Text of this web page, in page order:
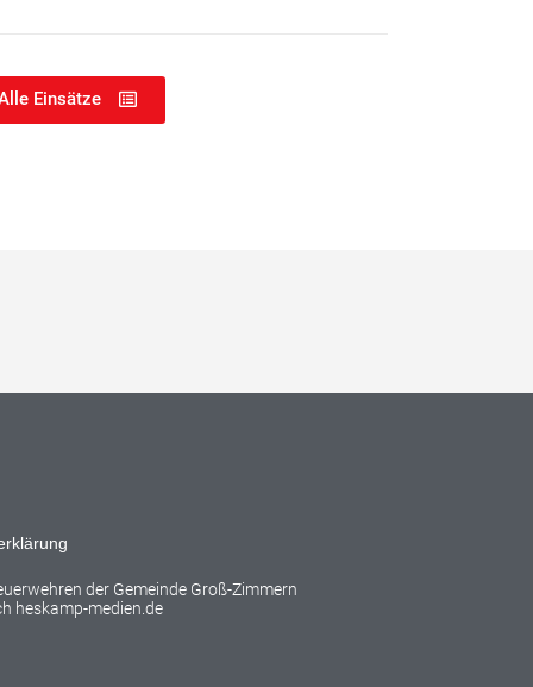
Einsätze
der Gemeinde Groß-Zimmern
heskamp-medien.de